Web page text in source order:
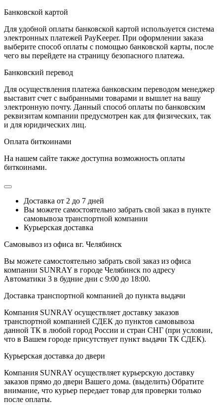
Банковской картой
Для удобной оплаты банковской картой используется система
электронных платежей PayKeeper. При оформлении заказа
выберите способ оплаты с помощью банковской карты, после
чего вы перейдете на страницу безопасного платежа.
Банковский перевод
Для осуществления платежа банковским переводом менеджер
выставит счет с выбранными товарами и вышлет на вашу
электронную почту. Данный способ оплаты по банковским
реквизитам компании предусмотрен как для физических, так
и для юридических лиц.
Оплата биткоинами
На нашем сайте также доступна возможность оплаты
биткоинами.
Доставка от 2 до 7 дней
Вы можете самостоятельно забрать свой заказ в пункте
самовывоза транспортной компании
Курьерская доставка
Самовывоз из офиса вг. Челябинск
Вы можете самостоятельно забрать свой заказ из офиса
компании SUNRAY в городе Челябинск по адресу
Автоматики 3 в будние дни с 9:00 до 18:00.
Доставка транспортной компанией до пункта выдачи
Компания SUNRAY осуществляет доставку заказов
транспортной компанией СДЕК до пунктов самовывоза
данной ТК в любой город России и стран СНГ (при условии,
что в Вашем городе присутствует пункт выдачи ТК СДЕК).
Курьерская доставка до двери
Компания SUNRAY осуществляет курьерскую доставку
заказов прямо до двери Вашего дома. (выделить) Обратите
внимание, что курьер передает товар для проверки только
после оплаты.